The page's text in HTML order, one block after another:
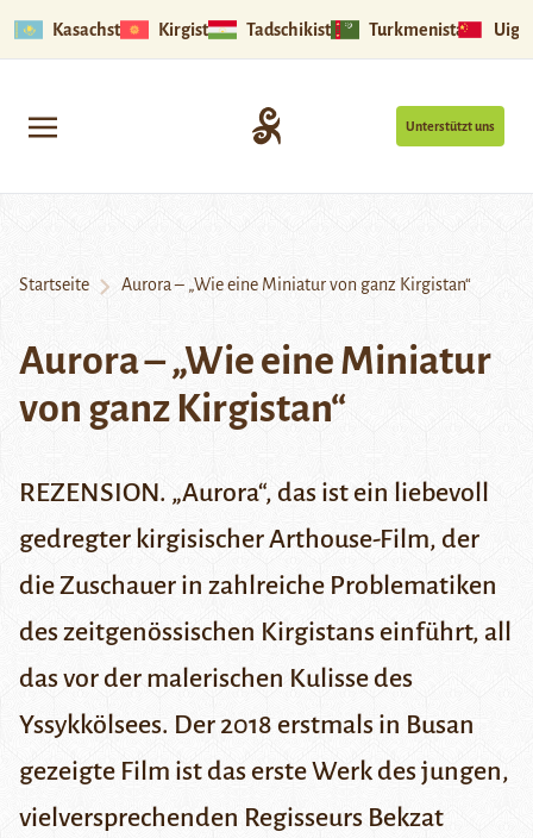
Kasachstan Kirgistan Tadschikistan Turkmenistan
Unterstützt uns
Startseite Aurora – „Wie eine Miniatur von ganz Kirgistan“
Aurora – „Wie eine Miniatur
von ganz Kirgistan“
REZENSION. „Aurora“, das ist ein liebevoll
gedregter kirgisischer Arthouse-Film, der
die Zuschauer in zahlreiche Problematiken
des zeitgenössischen Kirgistans einführt, all
das vor der malerischen Kulisse des
Yssykkölsees. Der 2018 erstmals in Busan
gezeigte Film ist das erste Werk des jungen,
vielversprechenden Regisseurs Bekzat